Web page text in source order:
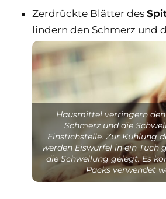
Zerdrückte Blätter des
lindern den Schmerz und
Hausmittel verringern
Schmerz und die
Einstichstelle. Zur Kühlung
werden Eiswürfel in ein Tuch
die Schwellung gelegt. Es
Packs verwendet